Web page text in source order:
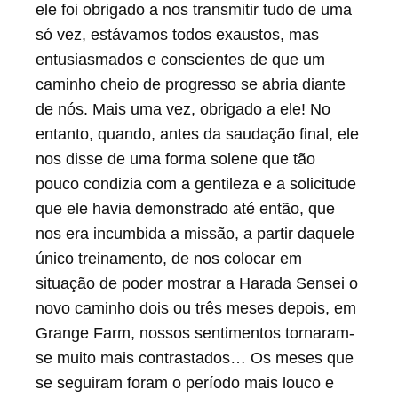
qui suivirent furent la période à la fois la
plus folle et la plus enrichissante qu’il ait
été donné à notre groupe de vivre.
Chacun dans son dojo, Bassis à Paris,
nous à Avignon, Schneider à Nancy, nous
retrouvant le plus souvent possible,
travaillant comme des damnés, soutenus
dans notre effort par les merveilles que
nous découvrions à chaque pas, nous
nous préparâmes. Un jour donc, à
Grange Farm, vers la fin du stage, après
l’entraînement de l’après-midi, Marc
Bassis dit à Harada Sensei que nous
avions quelque chose à lui montrer, et
que nous souhaitions um entraînement
spécial, em petit comité si possible.
ele foi obrigado a nos transmitir tudo de uma
só vez, estávamos todos exaustos, mas
entusiasmados e conscientes de que um
caminho cheio de progresso se abria diante
de nós. Mais uma vez, obrigado a ele! No
entanto, quando, antes da saudação final, ele
nos disse de uma forma solene que tão
pouco condizia com a gentileza e a solicitude
que ele havia demonstrado até então, que
nos era incumbida a missão, a partir daquele
único treinamento, de nos colocar em
situação de poder mostrar a Harada Sensei o
novo caminho dois ou três meses depois, em
Grange Farm, nossos sentimentos tornaram-
se muito mais contrastados… Os meses que
se seguiram foram o período mais louco e